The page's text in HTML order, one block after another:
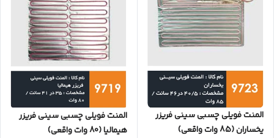
المنت فویلی چسبی سینی فریزر
یخساران (85 وات واقعی)
المنت فویلی چسبی سینی فریزر
هیمالیا (80 وات واقعی)